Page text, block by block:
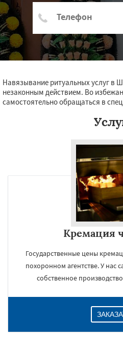
Навязывание ритуальных услуг в
незаконным действием. Во
самостоятельно обращаться в
Кремация
Государственные цены
похоронном агентстве. У
собственное